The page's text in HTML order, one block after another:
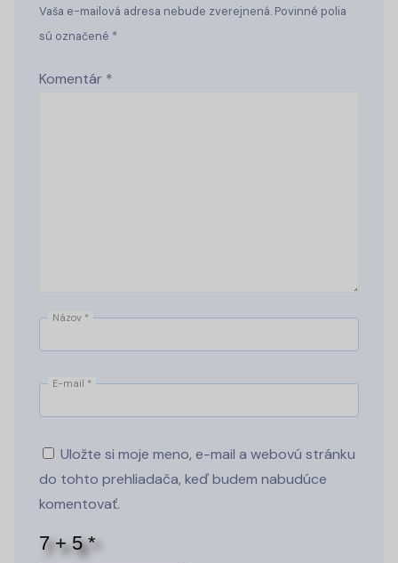
Vaša e-mailová adresa nebude zverejnená. Povinné polia
sú označené *
Komentár *
Názov *
E-mail *
Uložte si moje meno, e-mail a webovú stránku
do tohto prehliadača, keď budem nabudúce
komentovať.